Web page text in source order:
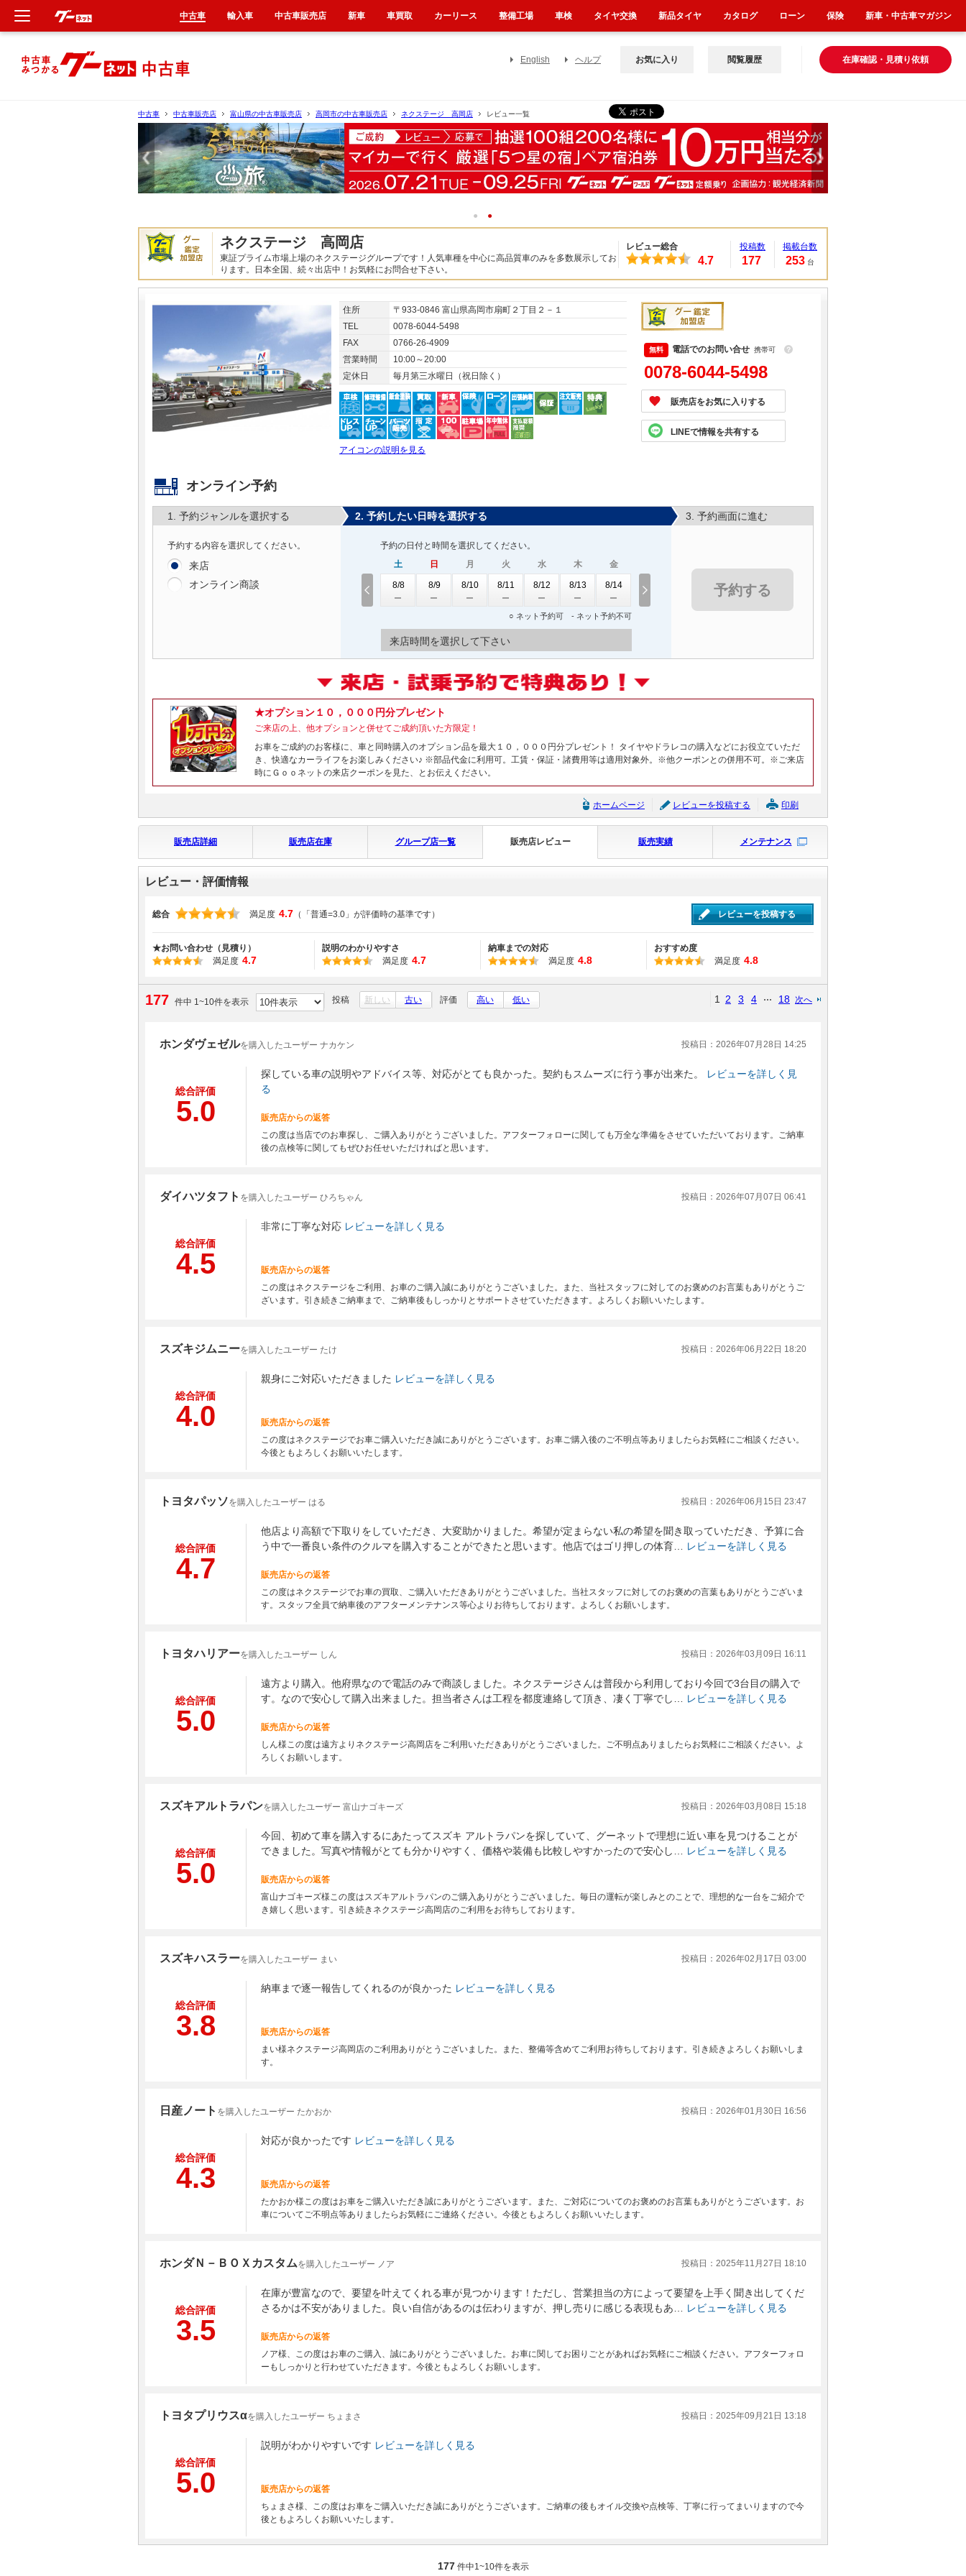
English ヘルプ 在庫確認・見積り依頼
お気に入り 閲覧履歴
中古車 中古車販売店 富山県の中古車販売店 高岡市の中古車販売店 ネクステージ 高岡店 レビュー一覧
ネクステージ 高岡店
東証プライム市場上場のネクステージグループです！人気車種を中心に高品質車のみを多数展示してお
ります。日本全国、続々出店中！お気軽にお問合せ下さい。
レビュー総合
4.7
投稿数
177
掲載台数
253 台
住所
〒933-0846 富山県高岡市扇町２丁目２－１
TEL
0078-6044-5498
FAX
0766-26-4909
営業時間
10:00～20:00
定休日
毎月第三水曜日（祝日除く）
アイコンの説明を見る
電話でのお問い合せ 携帯可 ？
0078-6044-5498
販売店をお気に入りする
LINEで情報を共有する
オンライン予約
1. 予約ジャンルを選択する
予約する内容を選択してください。
来店
オンライン商談
2. 予約したい日時を選択する
予約の日付と時間を選択してください。
土
8/8
日
8/9
月
8/10
火
8/11
水
8/12
木
8/13
金
8/14
○ ネット予約可 - ネット予約不可
来店時間を選択して下さい
3. 予約画面に進む
予約する
★オプション１０，０００円分プレゼント
ご来店の上、他オプションと併せてご成約頂いた方限定！
お車をご成約のお客様に、車と同時購入のオプション品を最大１０，０００円分プレゼント！ タイヤやドラレコの購入などにお役立ていただ
き、快適なカーライフをお楽しみください♪ ※部品代金に利用可。工賃・保証・諸費用等は適用対象外。※他クーポンとの併用不可。※ご来店
時にＧｏｏネットの来店クーポンを見た、とお伝えください。
ホームページ レビューを投稿する 印刷
販売店詳細 販売店在庫 グループ店一覧 販売店レビュー 販売実績 メンテナンス
レビュー・評価情報
総合 満足度 4.7 （「普通=3.0」が評価時の基準です） レビューを投稿する
★お問い合わせ（見積り）
満足度 4.7
説明のわかりやすさ
満足度 4.7
納車までの対応
満足度 4.8
おすすめ度
満足度 4.8
177 件中 1~10件を表示 投稿 新しい 古い 評価 高い 低い 1 2 3 4 18 次へ
ホンダヴェゼルを購入したユーザー ナカケン 投稿日：2026年07月28日 14:25
総合評価
5.0
探している車の説明やアドバイス等、対応がとても良かった。契約もスムーズに行う事が出来た。
レビューを詳しく見
る
販売店からの返答
この度は当店でのお車探し、ご購入ありがとうございました。アフターフォローに関しても万全な準備をさせていただいております。ご納車
後の点検等に関してもぜひお任せいただければと思います。
ダイハツタフト を購入したユーザー ひろちゃん 投稿日：2026年07月07日 06:41
総合評価
4.5
非常に丁寧な対応 レビューを詳しく見る
販売店からの返答
この度はネクステージをご利用、お車のご購入誠にありがとうございました。また、当社スタッフに対してのお褒めのお言葉もありがとうご
ざいます。引き続きご納車まで、ご納車後もしっかりとサポートさせていただきます。よろしくお願いいたします。
スズキジムニーを購入したユーザー たけ 投稿日：2026年06月22日 18:20
総合評価
4.0
親身にご対応いただきました レビューを詳しく見る
販売店からの返答
この度はネクステージでお車ご購入いただき誠にありがとうございます。お車ご購入後のご不明点等ありましたらお気軽にご相談ください。
今後ともよろしくお願いいたします。
トヨタパッソを購入したユーザー はる 投稿日：2026年06月15日 23:47
総合評価
4.7
他店より高額で下取りをしていただき、大変助かりました。希望が定まらない私の希望を聞き取っていただき、予算に合
う中で一番良い条件のクルマを購入することができたと思います。他店ではゴリ押しの体育…
レビューを詳しく見る
販売店からの返答
この度はネクステージでお車の買取、ご購入いただきありがとうございました。当社スタッフに対してのお褒めの言葉もありがとうございま
す。スタッフ全員で納車後のアフターメンテナンス等心よりお待ちしております。よろしくお願いします。
トヨタハリアーを購入したユーザー しん 投稿日：2026年03月09日 16:11
総合評価
5.0
遠方より購入。他府県なので電話のみで商談しました。ネクステージさんは普段から利用しており今回で3台目の購入で
す。なので安心して購入出来ました。担当者さんは工程を都度連絡して頂き、凄く丁寧でし…
レビューを詳しく見る
販売店からの返答
しん様この度は遠方よりネクステージ高岡店をご利用いただきありがとうございました。ご不明点ありましたらお気軽にご相談ください。よ
ろしくお願いします。
スズキアルトラパンを購入したユーザー 富山ナゴキーズ 投稿日：2026年03月08日 15:18
総合評価
5.0
今回、初めて車を購入するにあたってスズキ アルトラパンを探していて、グーネットで理想に近い車を見つけることが
できました。写真や情報がとても分かりやすく、価格や装備も比較しやすかったので安心し…
レビューを詳しく見る
販売店からの返答
富山ナゴキーズ様この度はスズキアルトラパンのご購入ありがとうございました。毎日の運転が楽しみとのことで、理想的な一台をご紹介で
き嬉しく思います。引き続きネクステージ高岡店のご利用をお待ちしております。
スズキハスラーを購入したユーザー まい 投稿日：2026年02月17日 03:00
総合評価
3.8
納車まで逐一報告してくれるのが良かった レビューを詳しく見る
販売店からの返答
まい様ネクステージ高岡店のご利用ありがとうございました。また、整備等含めてご利用お待ちしております。引き続きよろしくお願いしま
す。
日産ノート を購入したユーザー たかおか 投稿日：2026年01月30日 16:56
総合評価
4.3
対応が良かったです レビューを詳しく見る
販売店からの返答
たかおか様この度はお車をご購入いただき誠にありがとうございます。また、ご対応についてのお褒めのお言葉もありがとうございます。お
車についてご不明点等ありましたらお気軽にご連絡ください。今後ともよろしくお願いいたします。
ホンダＮ－ＢＯＸカスタムを購入したユーザー ノア 投稿日：2025年11月27日 18:10
総合評価
3.5
在庫が豊富なので、要望を叶えてくれる車が見つかります！ただし、営業担当の方によって要望を上手く聞き出してくだ
さるかは不安がありました。良い自信があるのは伝わりますが、押し売りに感じる表現もあ…
レビューを詳しく見る
販売店からの返答
ノア様、この度はお車のご購入、誠にありがとうございました。お車に関してお困りごとがあればお気軽にご相談ください。アフターフォロ
ーもしっかりと行わせていただきます。今後ともよろしくお願いします。
トヨタプリウスαを購入したユーザー ちょまさ 投稿日：2025年09月21日 13:18
総合評価
5.0
説明がわかりやすいです レビューを詳しく見る
販売店からの返答
ちょまさ様、この度はお車をご購入いただき誠にありがとうございます。ご納車の後もオイル交換や点検等、丁寧に行ってまいりますので今
後ともよろしくお願いいたします。
177 件中1~10件を表示
中古車 輸入車 中古車販売店 新車 車買取 カーリース 整備工場 車検 タイヤ交換 新品タイヤ カタログ ローン 保険 新車・中古車マガジン
新車